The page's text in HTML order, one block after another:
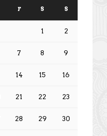
F S S
1 2
7 8 9
14 15 16
21 22 23
28 29 30